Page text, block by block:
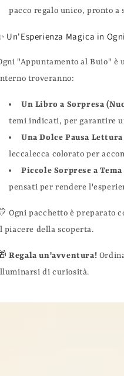
pacco regalo unico, pronto
Un'Esperienza Magica in
"Appuntamento al Buio" è
troveranno:
Un Libro a Sorpresa
temi indicati, per garantire
Una Dolce Pausa Lettura
leccalecca colorato per
Piccole Sorprese a Tema
pensati per rendere
Ogni pacchetto è preparato
piacere della scoperta.
Regala un'avventura!
di curiosità.